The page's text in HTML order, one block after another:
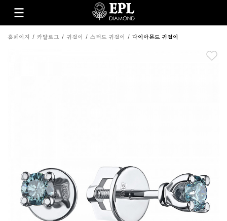
홈페이지 카탈로그 귀걸이 스터드 귀걸이 다이아몬드 귀걸이